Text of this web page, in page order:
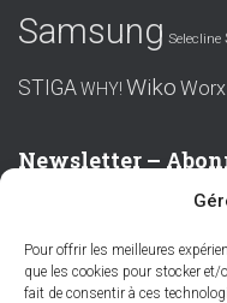
Pour offrir les meilleures
que les cookies pour stocker
fait de consentir à ces
Samsung Selecline
STIGAWHY! Wiko Worx
Newsletter –
Prénom ou nom complet
Email